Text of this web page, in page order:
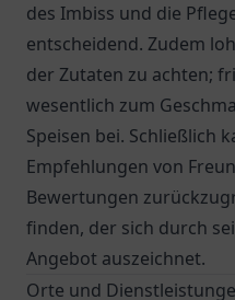
des Imbiss und die
entscheidend. Zudem
der Zutaten zu achten;
wesentlich zum
Speisen bei. Schließlich
Empfehlungen von
Bewertungen
finden, der sich durch
Angebot auszeichnet.
Orte und